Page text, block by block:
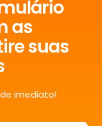
as
suas
imediato!